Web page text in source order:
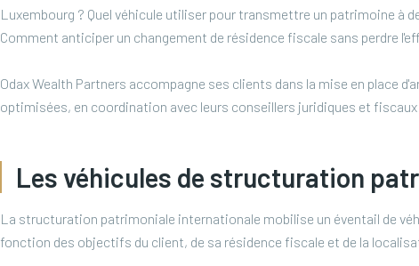
Luxembourg ? Quel véhicule utiliser pour transmettre un patrimoine à
Comment anticiper un changement de résidence fiscale sans perdre
Odax Wealth Partners accompagne ses clients dans la mise en place
optimisées, en coordination avec leurs conseillers juridiques et
Les véhicules de structuration
La structuration patrimoniale internationale mobilise un éventail de
fonction des objectifs du client, de sa résidence fiscale et de la